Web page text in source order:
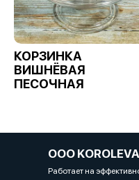
КОРЗИНКА
ВИШНЁВАЯ
ПЕСОЧНАЯ
OOO
Работает на